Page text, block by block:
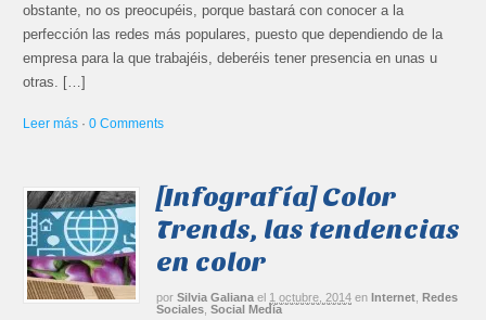
obstante, no os preocupéis, porque bastará con conocer a la
perfección las redes más populares, puesto que dependiendo de la
empresa para la que trabajéis, deberéis tener presencia en unas u
otras. […]
Leer más ·0 Comments
[Infografía] Color
Trends, las tendencias
en color
por Silvia Galiana el 1 octubre, 2014 en Internet
Redes
Sociales ,Social Media